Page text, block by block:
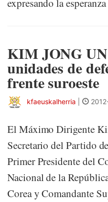
expresando la
KIM JONG
unidades de
frente suroeste
kfaeuskalherria
El Máximo Dirigente
Secretario del Partido
Primer Presidente del
Nacional de la
Corea y Comandante